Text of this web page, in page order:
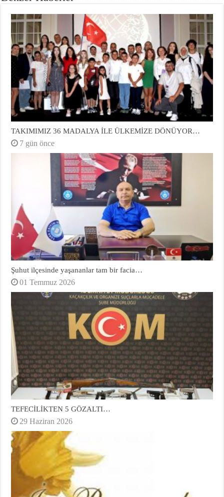
TAKIMIMIZ 36 MADALYA İLE ÜLKEMİZE DÖNÜYOR…
7 gün önce
Şuhut ilçesinde yaşananlar tam bir facia…
01 Temmuz 2026
TEFECİLİKTEN 5 GÖZALTI…
29 Haziran 2026